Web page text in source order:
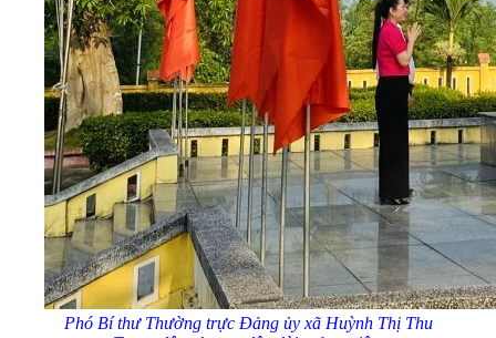
Phó Bí thư Thường trực Đảng ủy xã Huỳnh Thị Thu